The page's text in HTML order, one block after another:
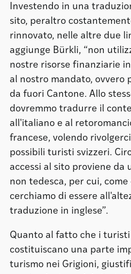
Investendo in una
sito, peraltro
rinnovato, nelle altre due
aggiunge Bürkli, “non
nostre risorse finanziarie
al nostro mandato,
da fuori Cantone. Allo
dovremmo tradurre il
all'italiano e al
francese, volendo
possibili turisti svizzeri.
accessi al sito proviene da
non tedesca, per cui, come
cerchiamo di essere
traduzione in inglese”.
Quanto al fatto che i
costituiscano una parte
turismo nei Grigioni,